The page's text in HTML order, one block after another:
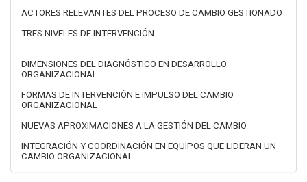
ACTORES RELEVANTES DEL PROCESO DE CAMBIO GESTIONADO
TRES NIVELES DE INTERVENCIÓN
DIMENSIONES DEL DIAGNÓSTICO EN DESARROLLO
ORGANIZACIONAL
FORMAS DE INTERVENCIÓN E IMPULSO DEL CAMBIO
ORGANIZACIONAL
NUEVAS APROXIMACIONES A LA GESTIÓN DEL CAMBIO
INTEGRACIÓN Y COORDINACIÓN EN EQUIPOS QUE LIDERAN UN
CAMBIO ORGANIZACIONAL